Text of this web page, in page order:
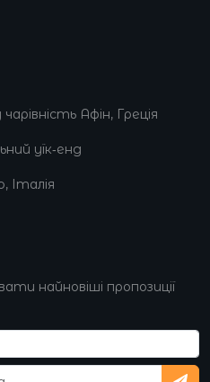
Афін, Греція
уїк‑енд
Італія
найновіші пропозиції